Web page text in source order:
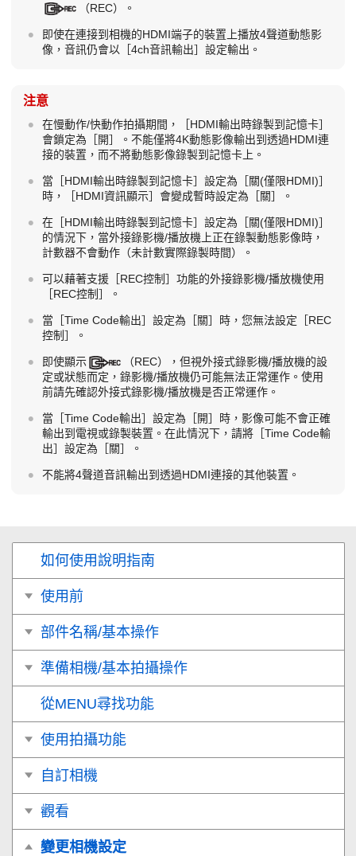
（REC）。
即使在連接到相機的HDMI端子的裝置上播放4聲道動態影
像，音訊仍會以 ［4ch音訊輸出］ 設定輸出。
注意
在慢動作/快動作拍攝期間，
［HDMI輸出時錄製到記憶卡］
會鎖定為 ［開］
。不能僅將4K動態影像輸出到透過HDMI連
接的裝置，而不將動態影像錄製到記憶卡上。
當 ［HDMI輸出時錄製到記憶卡］ 設定為 ［關(僅限HDMI)］
時，
［HDMI資訊顯示］ 會變成暫時設定為 ［關］ 。
在［HDMI輸出時錄製到記憶卡］ 設定為 ［關(僅限HDMI)］
的情況下，當外接錄影機/播放機上正在錄製動態影像時，
計數器不會動作（未計數實際錄製時間）。
可以藉著支援［REC控制］ 功能的外接錄影機/播放機使用
［REC控制］
。
當 ［Time Code輸出］ 設定為 ［關］ 時，您無法設定 ［REC
控制］
。
即使顯示
（REC），但視外接式錄影機/播放機的設
定或狀態而定，錄影機/播放機仍可能無法正常運作。使用
前請先確認外接式錄影機/播放機是否正常運作。
當 ［Time Code輸出］ 設定為 ［開］
時，影像可能不會正確
輸出到電視或錄製裝置。在此情況下，請將［Time Code輸
出］ 設定為 ［關］ 。
不能將4聲道音訊輸出到透過HDMI連接的其他裝置。
如何使用說明指南
使用前
部件名稱/基本操作
準備相機/基本拍攝操作
從MENU尋找功能
使用拍攝功能
自訂相機
觀看
變更相機設定